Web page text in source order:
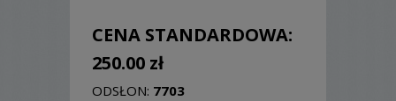
CENA STANDARDOWA:
250.00 zł
ODSŁON: 7703